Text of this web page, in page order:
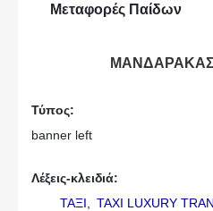
Μεταφορές Παίδων
ΜΑΝΔΑΡΑΚΑΣ
Τύπος:
banner left
Λέξεις-κλειδιά:
ΤΑΞΙ,
ΤΑΧΙ LUXURY